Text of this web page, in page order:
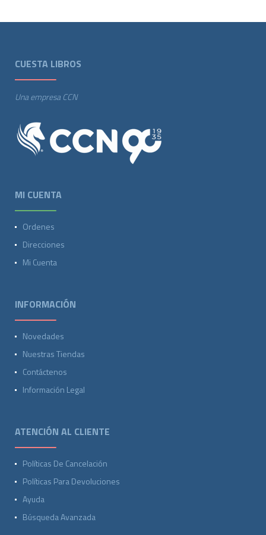
CUESTA LIBROS
Una empresa CCN
MI CUENTA
Ordenes
Direcciones
Mi Cuenta
INFORMACIÓN
Novedades
Nuestras Tiendas
Contáctenos
Información Legal
ATENCIÓN AL CLIENTE
Políticas De Cancelación
Políticas Para Devoluciones
Ayuda
Búsqueda Avanzada